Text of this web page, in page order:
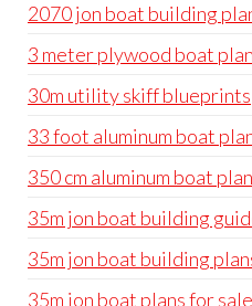
2070 jon boat building
3 meter plywood boat
30m utility skiff blueprints
33 foot aluminum boat
350 cm aluminum boat
35m jon boat building
35m jon boat building
35m jon boat plans for sale